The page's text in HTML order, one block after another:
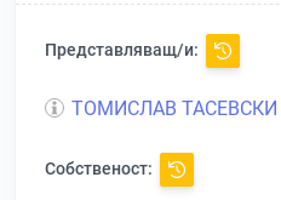
Представляващ/и:
ТОМИСЛАВ ТАСЕВСКИ
Собственост: